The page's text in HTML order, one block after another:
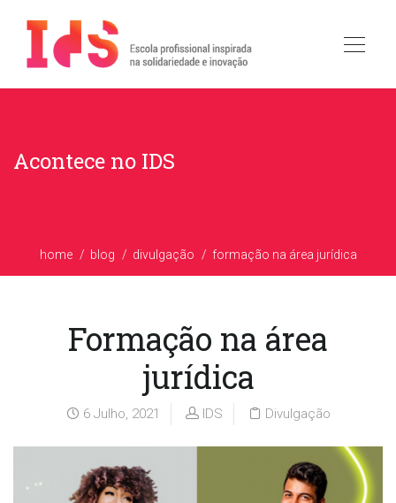
Acontece no IDS
home blog divulgação formação na área jurídica
Formação na área
jurídica
6 Julho, 2021 IDS Divulgação